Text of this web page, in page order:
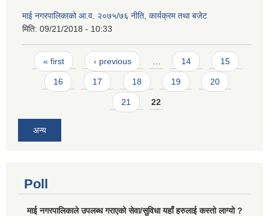
माई नगरपालिकाको आ.व. २०७५/७६ नीति, कार्यक्रम तथा बजेट
मिति: 09/21/2018 - 10:33
Pages
« first ‹ previous … 14 15
16 17 18 19 20
21 22
अन्य
Poll
माई नगरपालिकाले उपलब्ध गराएको सेवा/सुविधा यहाँ हरुलाई कस्तो लाग्यो ?